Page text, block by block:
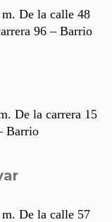
De la calle 48
96 – Barrio
De la carrera 15
Barrio
De la calle 57